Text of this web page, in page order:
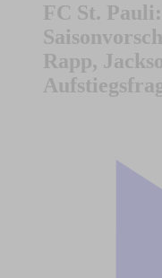
FC St.
Rapp,